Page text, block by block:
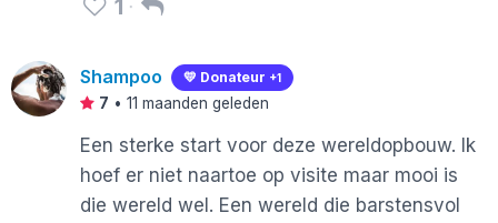
1
Shampoo 💛 Donateur +1
7 • 11 maanden geleden
Een sterke start voor deze wereldopbouw. Ik
hoef er niet naartoe op visite maar mooi is
die wereld wel. Een wereld die barstensvol